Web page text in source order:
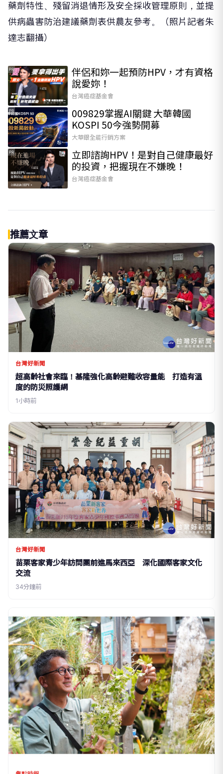
藥劑特性、殘留消退情形及安全採收管理原則，並提
供病蟲害防治建議藥劑表供農友參考。（照片記者朱
達志翻攝）
PR
伴侶和妳一起預防HPV，才有資格
說愛妳！
台灣癌症基金會
PR
009829掌握AI關鍵 大華韓國
KOSPI 50今強勢開募
大華銀全能行銷方案
PR
立即諮詢HPV！是對自己健康最好
的投資，把握現在不嫌晚！
台灣癌症基金會
推薦文章
台灣好新聞
超高齡社會來臨！基隆強化高齡避難收容量能 打造有溫
度的防災照護網
1小時前
台灣好新聞
苗栗客家青少年訪問團前進馬來西亞 深化國際客家文化
交流
34分鐘前